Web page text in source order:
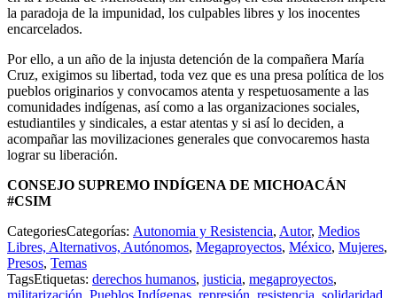
la paradoja de la impunidad, los culpables libres y los inocentes
encarcelados.
Por ello, a un año de la injusta detención de la compañera María
Cruz, exigimos su libertad, toda vez que es una presa política de los
pueblos originarios y convocamos atenta y respetuosamente a las
comunidades indígenas, así como a las organizaciones sociales,
estudiantiles y sindicales, a estar atentas y si así lo deciden, a
acompañar las movilizaciones generales que convocaremos hasta
lograr su liberación.
CONSEJO SUPREMO INDÍGENA DE MICHOACÁN
#CSIM
CategoriesCategorías: Autonomia y Resistencia, Autor, Medios
Libres, Alternativos, Autónomos, Megaproyectos, México, Mujeres,
Presos, Temas
TagsEtiquetas: derechos humanos, justicia, megaproyectos,